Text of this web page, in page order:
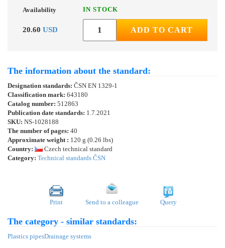
Availability IN STOCK
20.60 USD ADD TO CART
The information about the standard:
Designation standards: ČSN EN 1329-1
Classification mark: 643180
Catalog number: 512863
Publication date standards: 1.7.2021
SKU: NS-1028188
The number of pages: 40
Approximate weight : 120 g (0.26 lbs)
Country:
Czech technical standard
Category: Technical standards ČSN
Print Send to a colleague Query
The category - similar standards:
Plastics pipesDrainage systems